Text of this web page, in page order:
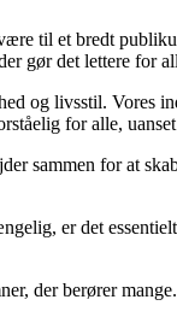
til et bredt
gør det lettere for
og livsstil. Vores
for alle,
sammen for at
er det
der berører